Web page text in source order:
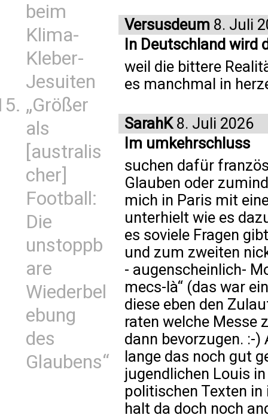
beim
Klima-
Kleber-
Jesuiten
„Größer
als
[australis
cher]
Football:
Die
unstoppb
are
Wiederbel
ebung
des
Glaubens“
Versusdeum 8. Juli
In Deutschland wird
weil die bittere
es manchmal in
SarahK8. Juli 2026
Im umkehrschluss
suchen dafür
Glauben oder
mich in Paris mit
unterhielt wie es
es soviele Fragen
und zum zweiten
- augenscheinlich-
mecs-là“ (das war
diese eben den
raten welche Messe
dann bevorzugen. :-
lange das noch gut
jugendlichen Louis
politischen Texten
halt da doch noch